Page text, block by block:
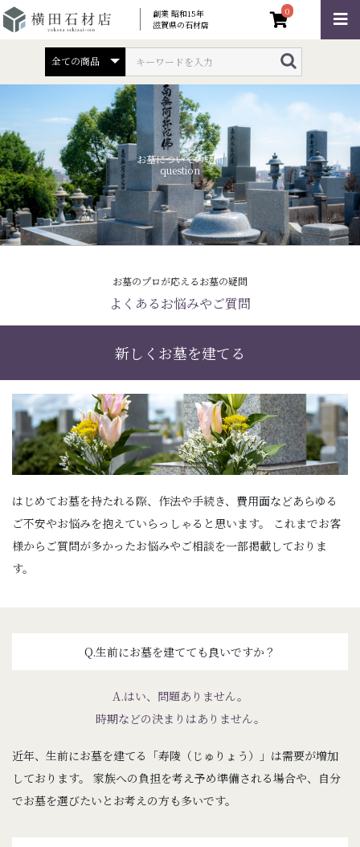
創業 昭和15年
滋賀県の石材店
0
お墓についての疑問
question
お墓のプロが応えるお墓の疑問
よくあるお悩みやご質問
新しくお墓を建てる
はじめてお墓を持たれる際、作法や手続き、 費用面などあらゆる
ご不安やお悩みを抱えていらっしゃると思います。
これまでお客
様からご質問が多かったお悩みやご相談を一部掲載しておりま
す。
Q.生前にお墓を建てても良いですか？
A.はい、問題ありません。
時期などの決まりはありません。
近年、生前にお墓を建てる「寿陵（じゅりょう）」は需要が増加
しております。
家族への負担を考え予め準備される場合や、自分
でお墓を選びたいとお考えの方も多いです。